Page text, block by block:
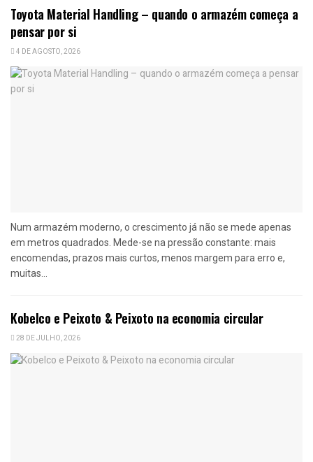
Toyota Material Handling – quando o armazém começa a
pensar por si
4 DE AGOSTO, 2026
Num armazém moderno, o crescimento já não se mede apenas
em metros quadrados. Mede-se na pressão constante: mais
encomendas, prazos mais curtos, menos margem para erro e,
muitas...
Kobelco e Peixoto & Peixoto na economia circular
28 DE JULHO, 2026